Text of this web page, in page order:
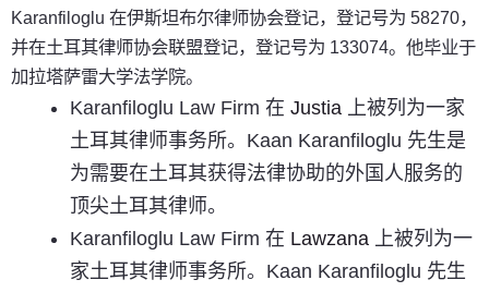
Karanfiloglu 在伊斯坦布尔律师协会登记，登记号为 58270，
并在土耳其律师协会联盟登记，登记号为 133074。他毕业于
加拉塔萨雷大学法学院。
Karanfiloglu Law Firm 在 Justia 上被列为一家
土耳其律师事务所。Kaan Karanfiloglu 先生是
为需要在土耳其获得法律协助的外国人服务的
顶尖土耳其律师。
Karanfiloglu Law Firm 在 Lawzana 上被列为一
家土耳其律师事务所。Kaan Karanfiloglu 先生